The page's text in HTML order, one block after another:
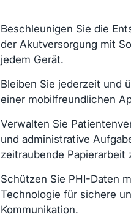
Beschleunigen Sie die
der Akutversorgung mit
jedem Gerät.
Bleiben Sie jederzeit und
einer mobilfreundlichen
Verwalten Sie
und administrative
zeitraubende Papierarbeit
Schützen Sie PHI-Daten
Technologie für sichere
Kommunikation.